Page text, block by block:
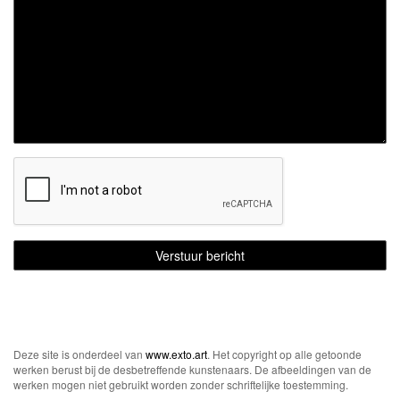
Deze site is onderdeel van www.exto.art. Het copyright op alle getoonde
werken berust bij de desbetreffende kunstenaars. De afbeeldingen van de
werken mogen niet gebruikt worden zonder schriftelijke toestemming.